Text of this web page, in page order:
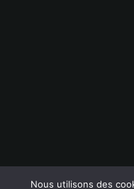
Nous utilisons des